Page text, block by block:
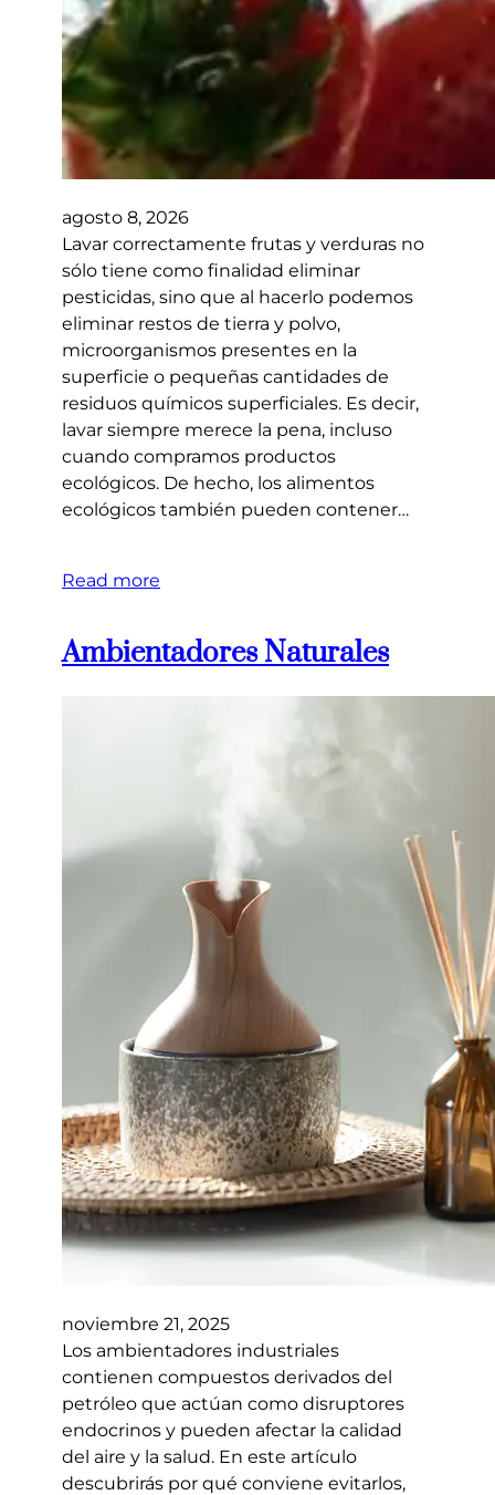
agosto 8, 2026
Lavar correctamente frutas y verduras no
sólo tiene como finalidad eliminar
pesticidas, sino que al hacerlo podemos
eliminar restos de tierra y polvo,
microorganismos presentes en la
superficie o pequeñas cantidades de
residuos químicos superficiales. Es decir,
lavar siempre merece la pena, incluso
cuando compramos productos
ecológicos. De hecho, los alimentos
ecológicos también pueden contener…
Read more
Ambientadores Naturales
noviembre 21, 2025
Los ambientadores industriales
contienen compuestos derivados del
petróleo que actúan como disruptores
endocrinos y pueden afectar la calidad
del aire y la salud. En este artículo
descubrirás por qué conviene evitarlos,